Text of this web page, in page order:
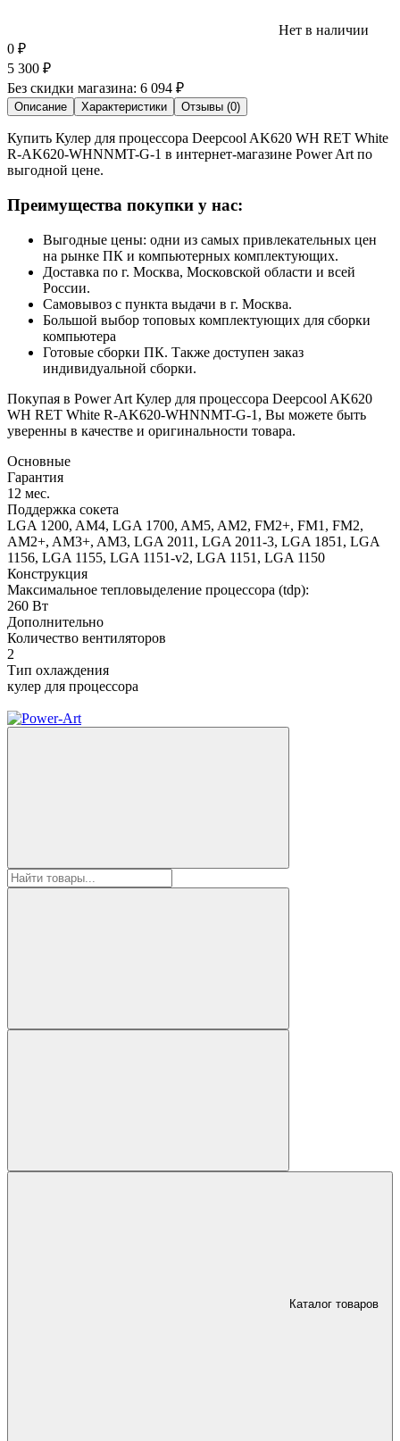
Нет в наличии
0 ₽
5 300 ₽
Без скидки магазина: 6 094 ₽
Описание Характеристики Отзывы (0)
Купить Кулер для процессора Deepcool AK620 WH RET White
R-AK620-WHNNMT-G-1 в интернет-магазине Power Art по
выгодной цене.
Преимущества покупки у нас:
Выгодные цены: одни из самых привлекательных цен
на рынке ПК и компьютерных комплектующих.
Доставка по г. Москва, Московской области и всей
России.
Самовывоз с пункта выдачи в г. Москва.
Большой выбор топовых комплектующих для сборки
компьютера
Готовые сборки ПК. Также доступен заказ
индивидуальной сборки.
Покупая в Power Art Кулер для процессора Deepcool AK620
WH RET White R-AK620-WHNNMT-G-1, Вы можете быть
уверенны в качестве и оригинальности товара.
Основные
Гарантия
12 мес.
Поддержка сокета
LGA 1200, AM4, LGA 1700, AM5, AM2, FM2+, FM1, FM2,
AM2+, AM3+, AM3, LGA 2011, LGA 2011-3, LGA 1851, LGA
1156, LGA 1155, LGA 1151-v2, LGA 1151, LGA 1150
Конструкция
Максимальное тепловыделение процессора (tdp):
260 Вт
Дополнительно
Количество вентиляторов
2
Тип охлаждения
кулер для процессора
Каталог товаров